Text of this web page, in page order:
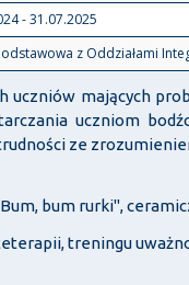
- 31.07.2025
z Oddziałami
mających
uczniom
ze
bum rurki",
treningu